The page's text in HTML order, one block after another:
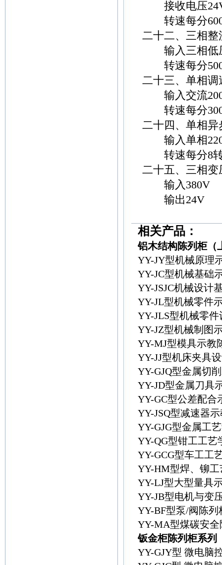
接收电压
转速每分600-
二十二、三相整
输入三相低
转速每分500-
二十三、单相调
输入交流
转速每分300-
二十四、单相异
输入单相
转速每分8
二十五、三相变
输入380V
输出24V
相关产品：
铝木结构陈列柜（
YY-JY型机械原理
YY-JC型机械基础
YY-JSJC机械设计
YY-JL型机械零件
YY-JLS型机械零
YY-JZ型机械制图
YY-MJ型模具示教
YY-JJ型机床夹具
YY-GJQ型金属切
YY-JD型金属刀具
YY-GC型公差配合
YY-JSQ型减速器
YY-GJG型金属工
YY-QG型钳工工艺
YY-GCG型车工工
YY-HM型焊、铆
YY-LJ型大型量具
YY-JB型电机与变
YY-BF型泵/阀陈列
YY-MA型煤碳安全
钣金柜陈列柜系列
YY-GJY型 微电脑